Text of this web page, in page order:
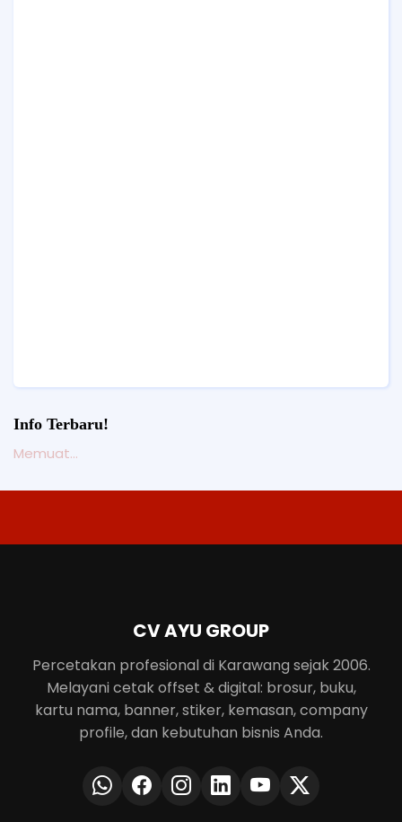
Info Terbaru!
Memuat...
CV AYU GROUP
Percetakan profesional di Karawang sejak 2006.
Melayani cetak offset & digital: brosur, buku,
kartu nama, banner, stiker, kemasan, company
profile, dan kebutuhan bisnis Anda.